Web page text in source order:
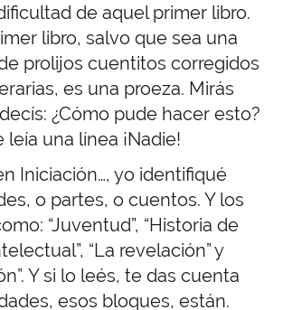
de aquel primer libro.
libro, salvo que sea una
prolijos cuentitos corregidos
es una proeza. Mirás
¿Cómo pude hacer esto?
leía una línea ¡Nadie!
Iniciación…, yo identifiqué
o partes, o cuentos. Y los
“Juventud”, “Historia de
“La revelación” y
Y si lo leés, te das cuenta
esos bloques, están.